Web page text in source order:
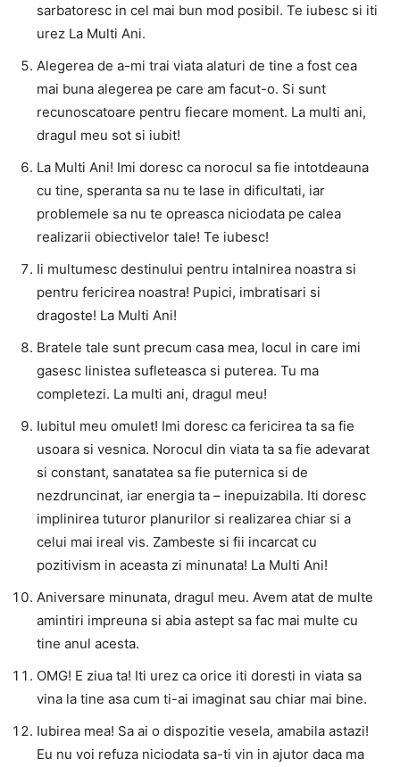
sarbatoresc in cel mai bun mod posibil. Te iubesc si iti
urez La Multi Ani.
Alegerea de a-mi trai viata alaturi de tine a fost cea
mai buna alegerea pe care am facut-o. Si sunt
recunoscatoare pentru fiecare moment. La multi ani,
dragul meu sot si iubit!
La Multi Ani! Imi doresc ca norocul sa fie intotdeauna
cu tine, speranta sa nu te lase in dificultati, iar
problemele sa nu te opreasca niciodata pe calea
realizarii obiectivelor tale! Te iubesc!
Ii multumesc destinului pentru intalnirea noastra si
pentru fericirea noastra! Pupici, imbratisari si
dragoste! La Multi Ani!
Bratele tale sunt precum casa mea, locul in care imi
gasesc linistea sufleteasca si puterea. Tu ma
completezi. La multi ani, dragul meu!
Iubitul meu omulet! Imi doresc ca fericirea ta sa fie
usoara si vesnica. Norocul din viata ta sa fie adevarat
si constant, sanatatea sa fie puternica si de
nezdruncinat, iar energia ta – inepuizabila. Iti doresc
implinirea tuturor planurilor si realizarea chiar si a
celui mai ireal vis. Zambeste si fii incarcat cu
pozitivism in aceasta zi minunata! La Multi Ani!
Aniversare minunata, dragul meu. Avem atat de multe
amintiri impreuna si abia astept sa fac mai multe cu
tine anul acesta.
OMG! E ziua ta! Iti urez ca orice iti doresti in viata sa
vina la tine asa cum ti-ai imaginat sau chiar mai bine.
Iubirea mea! Sa ai o dispozitie vesela, amabila astazi!
Eu nu voi refuza niciodata sa-ti vin in ajutor daca ma